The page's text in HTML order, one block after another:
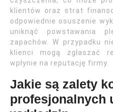
klientów oraz strat
odpowiednie osuszenie
uniknąć powstawania
zapachów. W przypadku
klienci mogą zgłaszać
wpłynie na reputację firmy.
Jakie są zalety
profesjonalnych